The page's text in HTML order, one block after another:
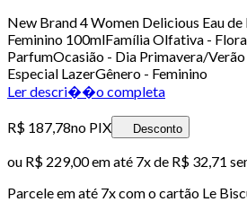
New Brand 4 Women Delicious Eau
Feminino 100mlFamília Olfativa -
ParfumOcasião - Dia Primavera/
Especial LazerGênero - Feminino
Ler descri��o completa
R$ 187,78no PIX Desconto
ou R$ 229,00em até 7x de R$ 32,71
Parcele em até 7x com o cartão Le